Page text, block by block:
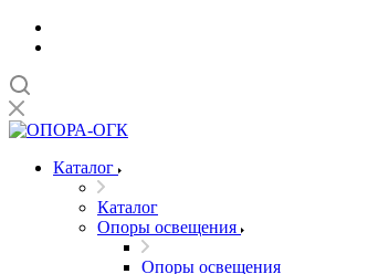
Каталог
Каталог
Опоры освещения
Опоры освещения